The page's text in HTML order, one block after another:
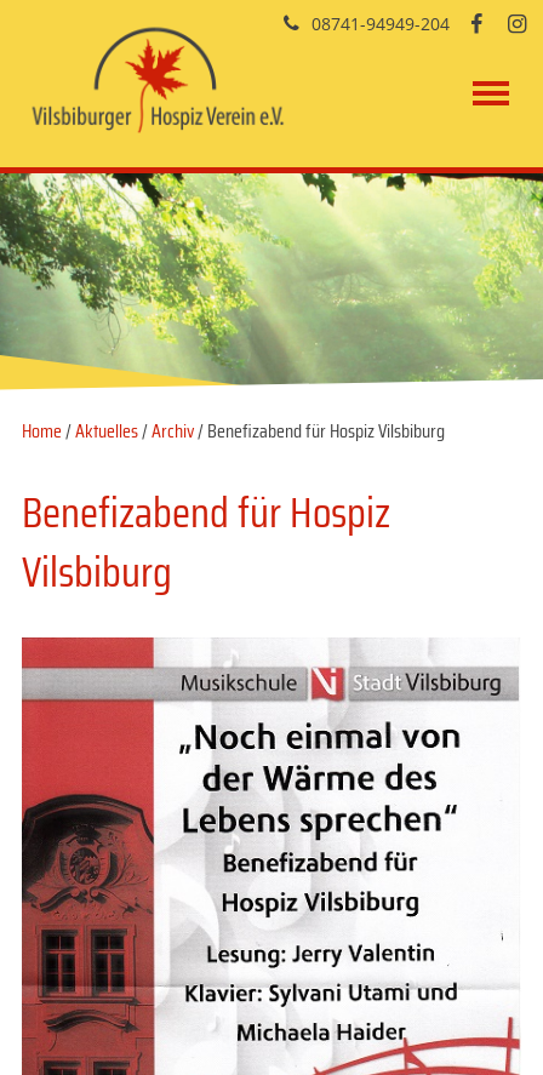
Home/Aktuelles/Archiv/ Benefizabend für Hospiz Vilsbiburg
Benefizabend für Hospiz
Vilsbiburg
08741-94949-204  